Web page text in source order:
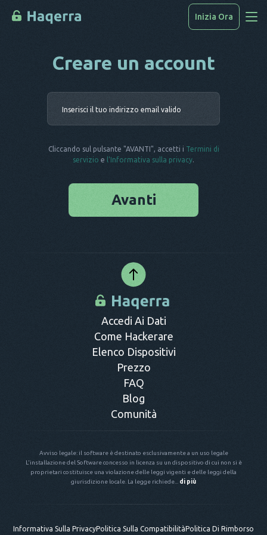
Accedi Ai Dati
Elenco Dispositivi
Inizia Ora
Creare un account
Cliccando sul pulsante "AVANTI", accetti i Termini di
servizio e l'Informativa sulla privacy.
Avanti
Accedi Ai Dati
Come Hackerare
Elenco Dispositivi
Prezzo
FAQ
Blog
Comunità
Avviso legale: il software è destinato esclusivamente a un uso legale
L'installazione del Software concesso in licenza su un dispositivo di cui non si è
proprietari costituisce una violazione delle leggi vigenti e delle leggi della
giurisdizione locale. La legge richiede...
di più
Informativa Sulla PrivacyPolitica Sulla CompatibilitàPolitica Di Rimborso